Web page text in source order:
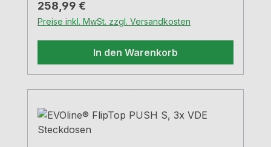
Arbeitsplatten bis 50 mm StärkeWeitere
individuelle Konfigurationen erhalten Sie
auf Anfrage.VIDEO
Regulärer Preis:
258,99 €
Preise inkl. MwSt. zzgl. Versandkosten
In den Warenkorb